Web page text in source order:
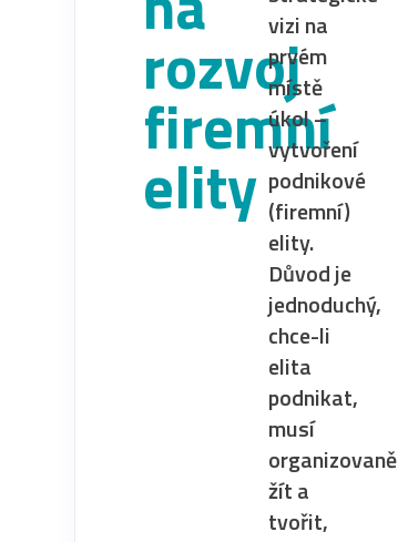
rozvoj
firemní
elity
vizi na
prvém
místě
úkol –
vytvoření
podnikové
(firemní)
elity.
Důvod je
jednoduchý,
chce-li
elita
podnikat,
musí
organizovaně
žít a
tvořit,